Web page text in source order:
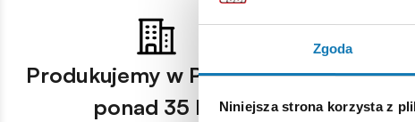
Zgoda
Niniejsza strona korzysta z
Produkujemy w Polsce od
ponad 35 lat
4,8 / 5 -
przez